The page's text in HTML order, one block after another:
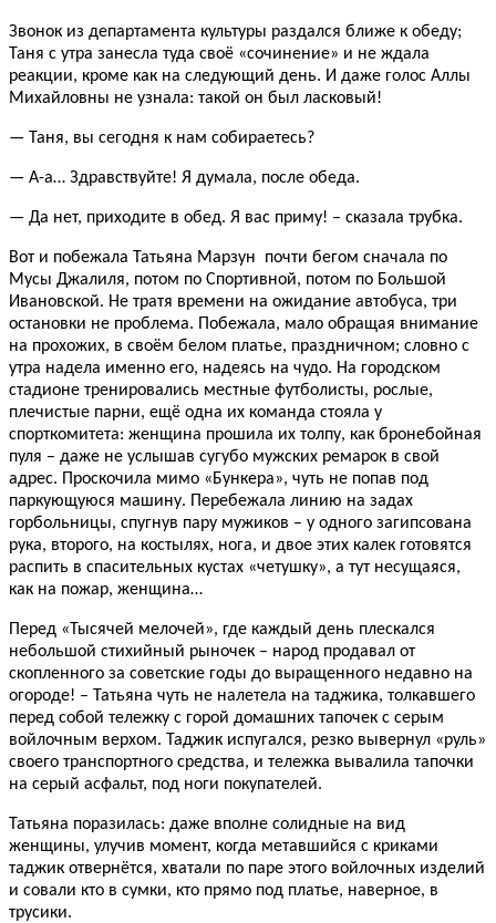
Звонок из департамента культуры раздался ближе к обеду;
Таня с утра занесла туда своё «сочинение» и не ждала
реакции, кроме как на следующий день. И даже голос Аллы
Михайловны не узнала: такой он был ласковый!
— Таня, вы сегодня к нам собираетесь?
— А-а… Здравствуйте! Я думала, после обеда.
— Да нет, приходите в обед. Я вас приму! – сказала трубка.
Вот и побежала Татьяна Марзун почти бегом сначала по
Мусы Джалиля, потом по Спортивной, потом по Большой
Ивановской. Не тратя времени на ожидание автобуса, три
остановки не проблема. Побежала, мало обращая внимание
на прохожих, в своём белом платье, праздничном; словно с
утра надела именно его, надеясь на чудо. На городском
стадионе тренировались местные футболисты, рослые,
плечистые парни, ещё одна их команда стояла у
спорткомитета: женщина прошила их толпу, как бронебойная
пуля – даже не услышав сугубо мужских ремарок в свой
адрес. Проскочила мимо «Бункера», чуть не попав под
паркующуюся машину. Перебежала линию на задах
горбольницы, спугнув пару мужиков – у одного загипсована
рука, второго, на костылях, нога, и двое этих калек готовятся
распить в спасительных кустах «четушку», а тут несущаяся,
как на пожар, женщина…
Перед «Тысячей мелочей», где каждый день плескался
небольшой стихийный рыночек – народ продавал от
скопленного за советские годы до выращенного недавно на
огороде! – Татьяна чуть не налетела на таджика, толкавшего
перед собой тележку с горой домашних тапочек с серым
войлочным верхом. Таджик испугался, резко вывернул «руль»
своего транспортного средства, и тележка вывалила тапочки
на серый асфальт, под ноги покупателей.
Татьяна поразилась: даже вполне солидные на вид
женщины, улучив момент, когда метавшийся с криками
таджик отвернётся, хватали по паре этого войлочных изделий
и совали кто в сумки, кто прямо под платье, наверное, в
трусики.